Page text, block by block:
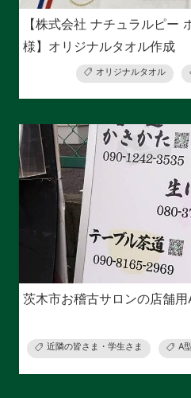
【株式会社 ナチュラルピー
様】オリジナルタオル作成
オリジナルタオル
茨木市お稽古サロンの店舗
近隣の皆さま・学生さま A